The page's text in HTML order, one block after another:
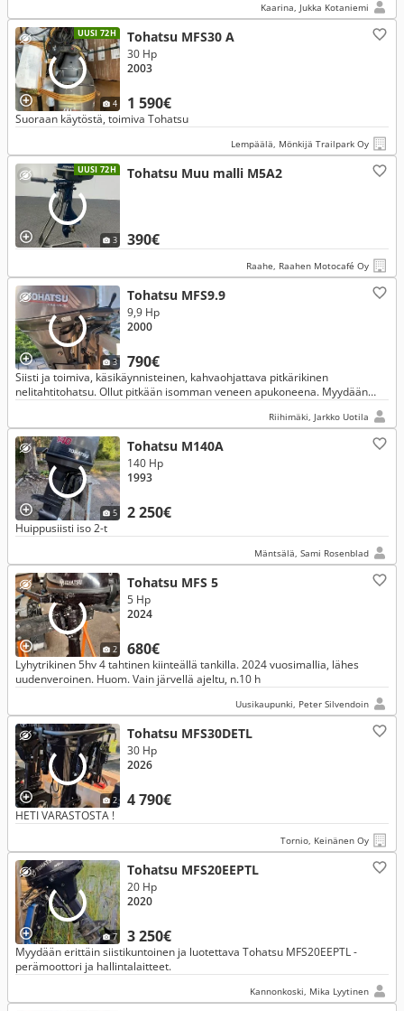
Kaarina, Jukka Kotaniemi
UUSI 72H
4
Tohatsu MFS30 A
1 590€
30 Hp
2003
Suoraan käytöstä, toimiva Tohatsu
Lempäälä, Mönkijä Trailpark Oy
UUSI 72H
3
Tohatsu Muu malli M5A2
390€
Raahe, Raahen Motocafé Oy
3
Tohatsu MFS9.9
790€
9,9 Hp
2000
Siisti ja toimiva, käsikäynnisteinen, kahvaohjattava pitkärikinen
nelitahtitohatsu. Ollut pitkään isomman veneen apukoneena. Myydään
Riihimäki, Jarkko Uotila
5
Tohatsu M140A
2 250€
140 Hp
1993
Huippusiisti iso 2-t
Mäntsälä, Sami Rosenblad
2
Tohatsu MFS 5
680€
5 Hp
2024
Lyhytrikinen 5hv 4 tahtinen kiinteällä tankilla. 2024 vuosimallia, lähes
uudenveroinen. Huom. Vain järvellä ajeltu, n.10 h
Uusikaupunki, Peter Silvendoin
2
Tohatsu MFS30DETL
4 790€
30 Hp
2026
HETI VARASTOSTA !
Tornio, Keinänen Oy
7
Tohatsu MFS20EEPTL
3 250€
20 Hp
2020
Myydään erittäin siistikuntoinen ja luotettava Tohatsu MFS20EEPTL -
perämoottori ja hallintalaitteet.
Kannonkoski, Mika Lyytinen